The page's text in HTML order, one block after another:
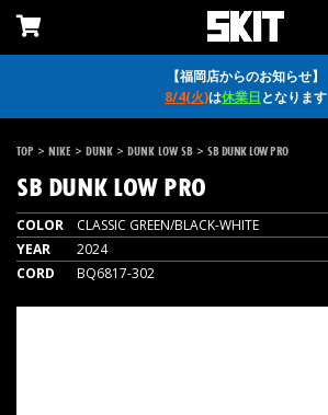
【福岡店からのお知らせ】
8/4(火)は休業日となります
TOP > NIKE > DUNK > DUNK LOW SB > SB DUNK LOW PRO
SB DUNK LOW PRO
COLOR
CLASSIC GREEN/BLACK-WHITE
YEAR
2024
CORD
BQ6817-302